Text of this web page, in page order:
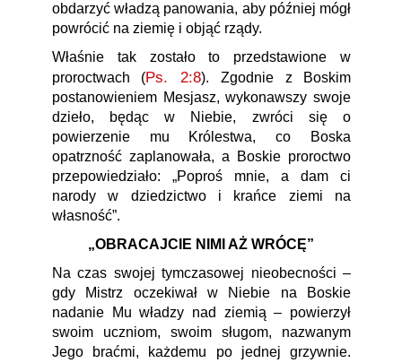
obdarzyć władzą panowania, aby później mógł
powrócić na ziemię i objąć rządy.
Właśnie tak zostało to przedstawione w
proroctwach (Ps. 2:8). Zgodnie z Boskim
postanowieniem Mesjasz, wykonawszy swoje
dzieło, będąc w Niebie, zwróci się o
powierzenie mu Królestwa, co Boska
opatrzność zaplanowała, a Boskie proroctwo
przepowiedziało: „Poproś mnie, a dam ci
narody w dziedzictwo i krańce ziemi na
własność”.
„OBRACAJCIE NIMI AŻ WRÓCĘ”
Na czas swojej tymczasowej nieobecności –
gdy Mistrz oczekiwał w Niebie na Boskie
nadanie Mu władzy nad ziemią – powierzył
swoim uczniom, swoim sługom, nazwanym
Jego braćmi, każdemu po jednej grzywnie.